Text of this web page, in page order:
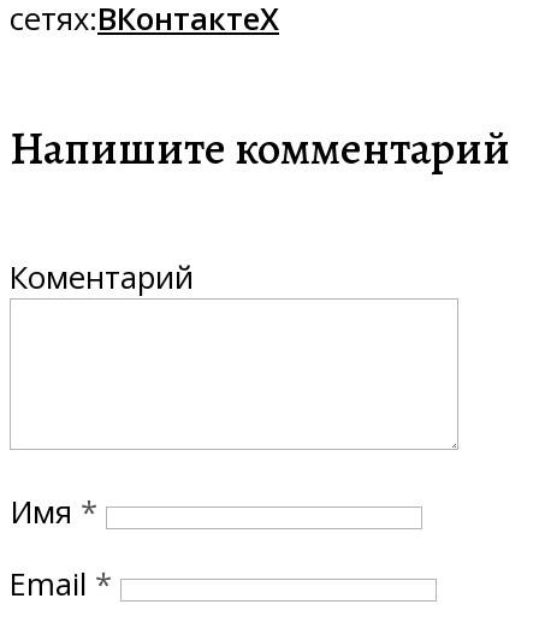
сетях:ВКонтактеX
Напишите комментарий
Коментарий
Имя *
Email *